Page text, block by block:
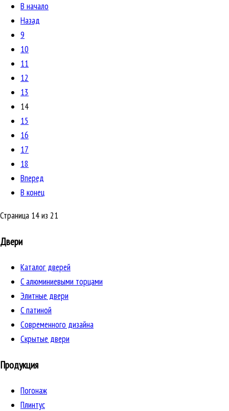
В начало
Назад
9
10
11
12
13
14
15
16
17
18
Вперед
В конец
Страница 14 из 21
Двери
Каталог дверей
C алюминиевыми торцами
Элитные двери
C патиной
Cовременного дизайна
Скрытые двери
Продукция
Погонаж
Плинтус